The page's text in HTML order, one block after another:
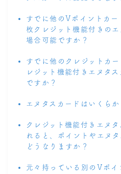
すでに他のVポイントカー
枚クレジット機能付きの
場合可能ですか？
すでに他のクレジットカ
レジット機能付きエヌタ
ですか？
エヌタスカードはいくら
クレジット機能付きエヌ
れると、ポイントやエヌ
どうなりますか？
元々持っている別のVポ